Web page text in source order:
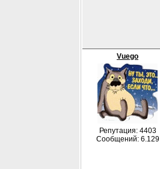
Vuego
Репутация: 4403
Сообщений: 6.129